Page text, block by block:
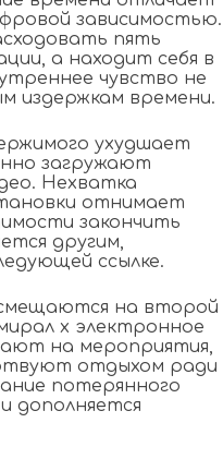
зависимостью.
пять
а находит себя в
чувство не
издержкам времени.
ухудшает
загружают
Нехватка
отнимает
закончить
другим,
ссылке.
на второй
х электронное
на мероприятия,
отдыхом ради
потерянного
дополняется